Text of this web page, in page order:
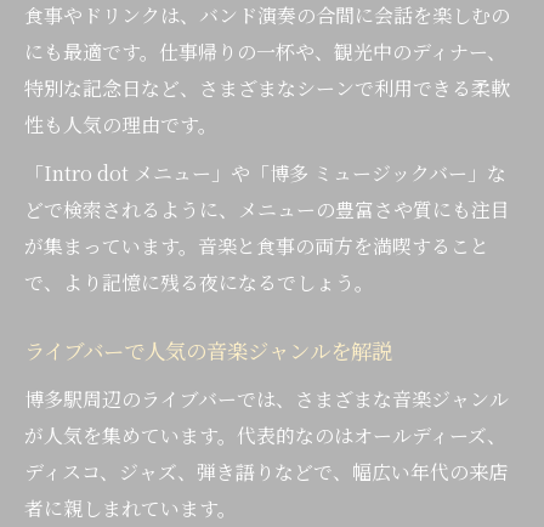
食事やドリンクは、バンド演奏の合間に会話を楽しむの
にも最適です。仕事帰りの一杯や、観光中のディナー、
特別な記念日など、さまざまなシーンで利用できる柔軟
性も人気の理由です。
「Intro dot メニュー」や「博多 ミュージックバー」な
どで検索されるように、メニューの豊富さや質にも注目
が集まっています。音楽と食事の両方を満喫すること
で、より記憶に残る夜になるでしょう。
ライブバーで人気の音楽ジャンルを解説
博多駅周辺のライブバーでは、さまざまな音楽ジャンル
が人気を集めています。代表的なのはオールディーズ、
ディスコ、ジャズ、弾き語りなどで、幅広い年代の来店
者に親しまれています。